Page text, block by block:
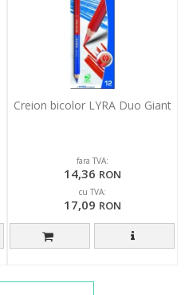
Creion bicolor LYRA Duo Giant
fara TVA:
14,36 RON
cu TVA:
17,09 RON